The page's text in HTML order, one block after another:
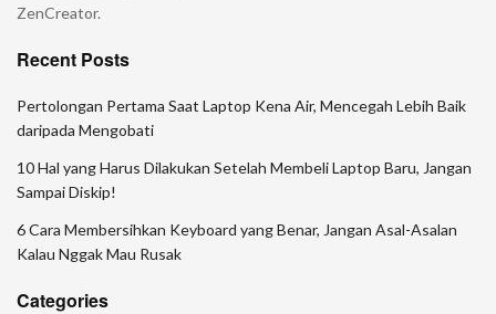
ZenCreator.
Recent Posts
Pertolongan Pertama Saat Laptop Kena Air, Mencegah Lebih Baik
daripada Mengobati
10 Hal yang Harus Dilakukan Setelah Membeli Laptop Baru, Jangan
Sampai Diskip!
6 Cara Membersihkan Keyboard yang Benar, Jangan Asal-Asalan
Kalau Nggak Mau Rusak
Categories